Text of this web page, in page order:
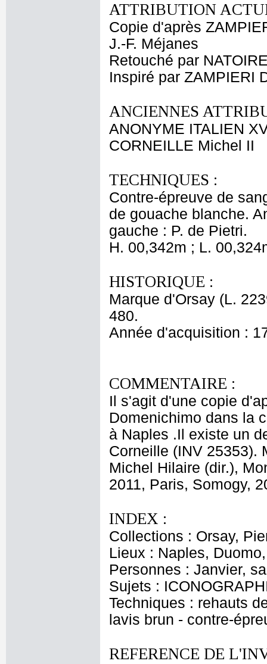
ATTRIBUTION
Copie d'après
J.-F. Méjanes
Retouché par
Inspiré par ZAMPIERI
ANCIENNES
ANONYME ITALIEN
CORNEILLE Michel II
TECHNIQUES :
Contre-épreuve de
de gouache blanche.
gauche : P. de Pietri.
H. 00,342m ; L.
HISTORIQUE :
Marque d'Orsay (L.
480.
Année d'acquisition :
COMMENTAIRE :
Il s'agit d'une copie
Domenichimo dans la
à Naples .Il existe un
Corneille (INV 25353).
Michel Hilaire (dir.),
2011, Paris, Somogy,
INDEX :
Collections : Orsay,
Lieux : Naples,
Personnes : Janvier,
Sujets :
Techniques : rehauts
lavis brun - contre-
REFERENCE DE